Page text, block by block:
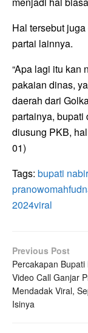
Hal tersebut
partai lainnya.
“Apa lagi itu kan
pakaian dinas,
daerah dari
partainya, bupati
diusung PKB,
01)
Tags: bupati
pranowomahfud
2024viral
Previous Post
Percakapan Bupati
Video Call Ganjar
Mendadak Viral,
Isinya